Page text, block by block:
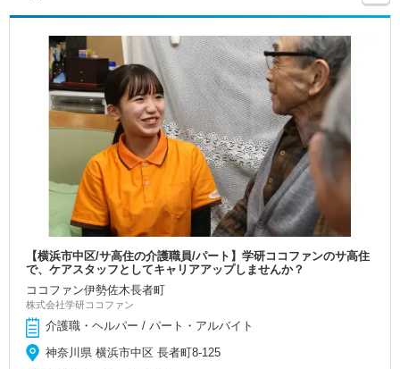
【横浜市中区/サ高住の介護職員/パート】学研ココファンのサ高住
で、ケアスタッフとしてキャリアアップしませんか？
ココファン伊勢佐木長者町
株式会社学研ココファン
介護職・ヘルパー / パート・アルバイト
神奈川県 横浜市中区 長者町8-125